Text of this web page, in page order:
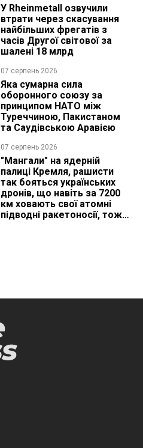
У Rheinmetall озвучили
втрати через скасування
найбільших фрегатів з
часів Другої світової за
шалені 18 млрд
07 серпень 2026
Яка сумарна сила
оборонного союзу за
принципом НАТО між
Туреччиною, Пакистаном
та Саудівською Аравією
07 серпень 2026
"Мангали" на ядерній
палиці Кремля, рашисти
так бояться українських
дронів, що навіть за 7200
км ховають свої атомні
підводні ракетоносії, тож